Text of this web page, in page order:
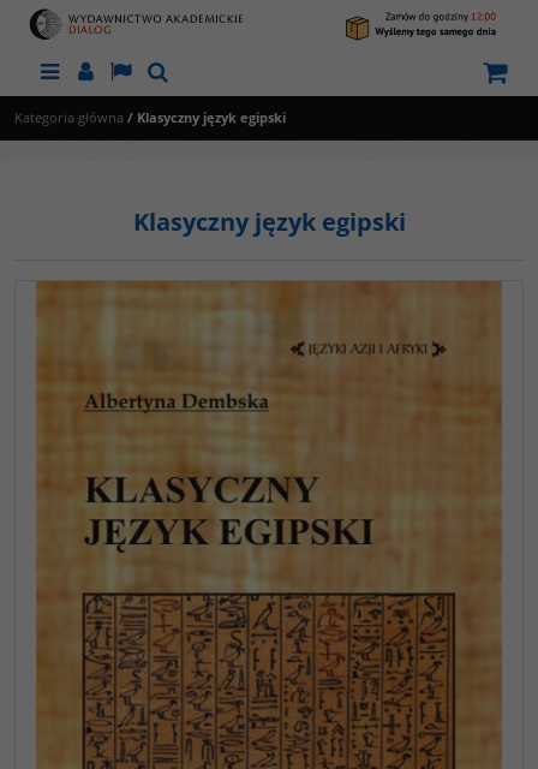
MenuPanelLangSzukaj
Kategoria główna / Klasyczny język egipski
Klasyczny język egipski